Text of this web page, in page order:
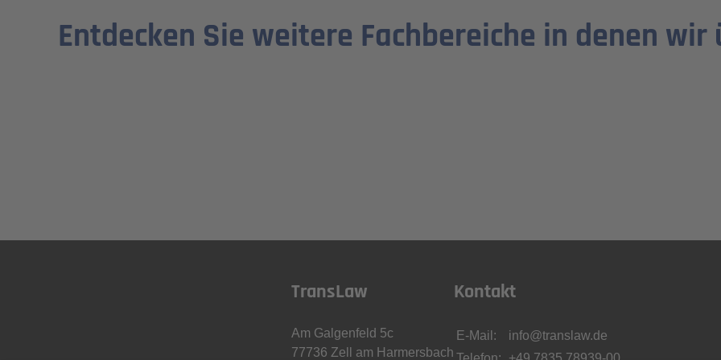
Entdecken Sie weitere Fachbereiche in denen wir
TransLaw
Am Galgenfeld 5c
77736 Zell am Harmersbach
Kontakt
E-Mail:
info@translaw.de